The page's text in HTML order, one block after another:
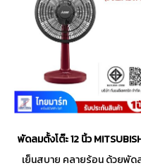
ร้อนให้เป็นความเย็นสบายที่ลงตั
กับไลฟ์สไตล์คุณ
พัดลมตั้งโต๊ะ 12 นิ้ว
เย็นสบาย คลายร้อน ด้วยพัด